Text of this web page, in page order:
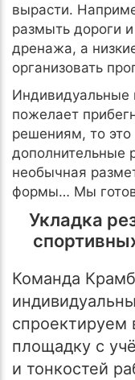
вырасти.
размыть дороги
дренажа, а
организовать
Индивидуальные
пожелает
решениям, то
дополнительные
необычная
формы… Мы
Укладка
Команда
площадку с
и тонкостей